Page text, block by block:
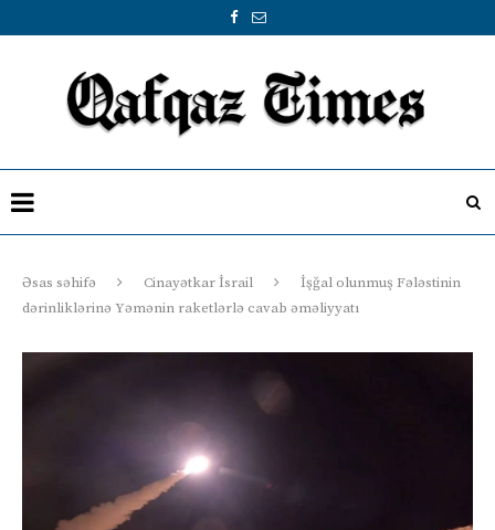
Əsas səhifə Cinayətkar İsrail
İşğal olunmuş Fələstinin
dərinliklərinə Yəmənin raketlərlə cavab əməliyyatı